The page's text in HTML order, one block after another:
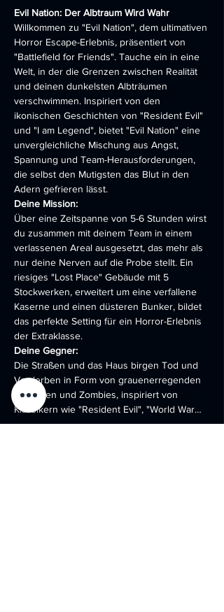
Evil Nation: Der Albtraum Wird Wahr
Willkommen zu "Evil Nation", dem ultimativen
Horror Escape-Erlebnis, präsentiert von
"Battlefield for Friends". Tauche ein in eine
Welt, in der die Grenzen zwischen Realität
und deinen dunkelsten Albträumen
verschwimmen. Inspiriert von den
ikonischen Geschichten von "Resident Evil"
und "I am Legend", bietet "Evil Nation" eine
unvergleichliche Mischung aus Angst,
Spannung und Team-Herausforderungen,
die selbst den Mutigsten das Blut in den
Adern gefrieren lässt.
Deine Mission:
Über eine Zeitspanne von 5-6 Stunden wirst
du zusammen mit deinem Team in einem
verlassenen Areal ausgesetzt, das mehr als
nur deine Nerven auf die Probe stellt. Ein
riesiges "Lost Place" Gebäude mit 5
Stockwerken, erweitert um eine verfallene
Kaserne und einen düsteren Bunker, bildet
das perfekte Setting für ein Horror-Erlebnis
der Extraklasse.
Deine Gegner:
Die Straßen und das Haus birgen Tod und
Verderben in Form von grauenerregenden
Kreaturen und Zombies, inspiriert von
Klassikern wie "Resident Evil", "World War…